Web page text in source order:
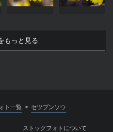
もっと見る
ト一覧 > セツブンソウ
ストックフォトについて